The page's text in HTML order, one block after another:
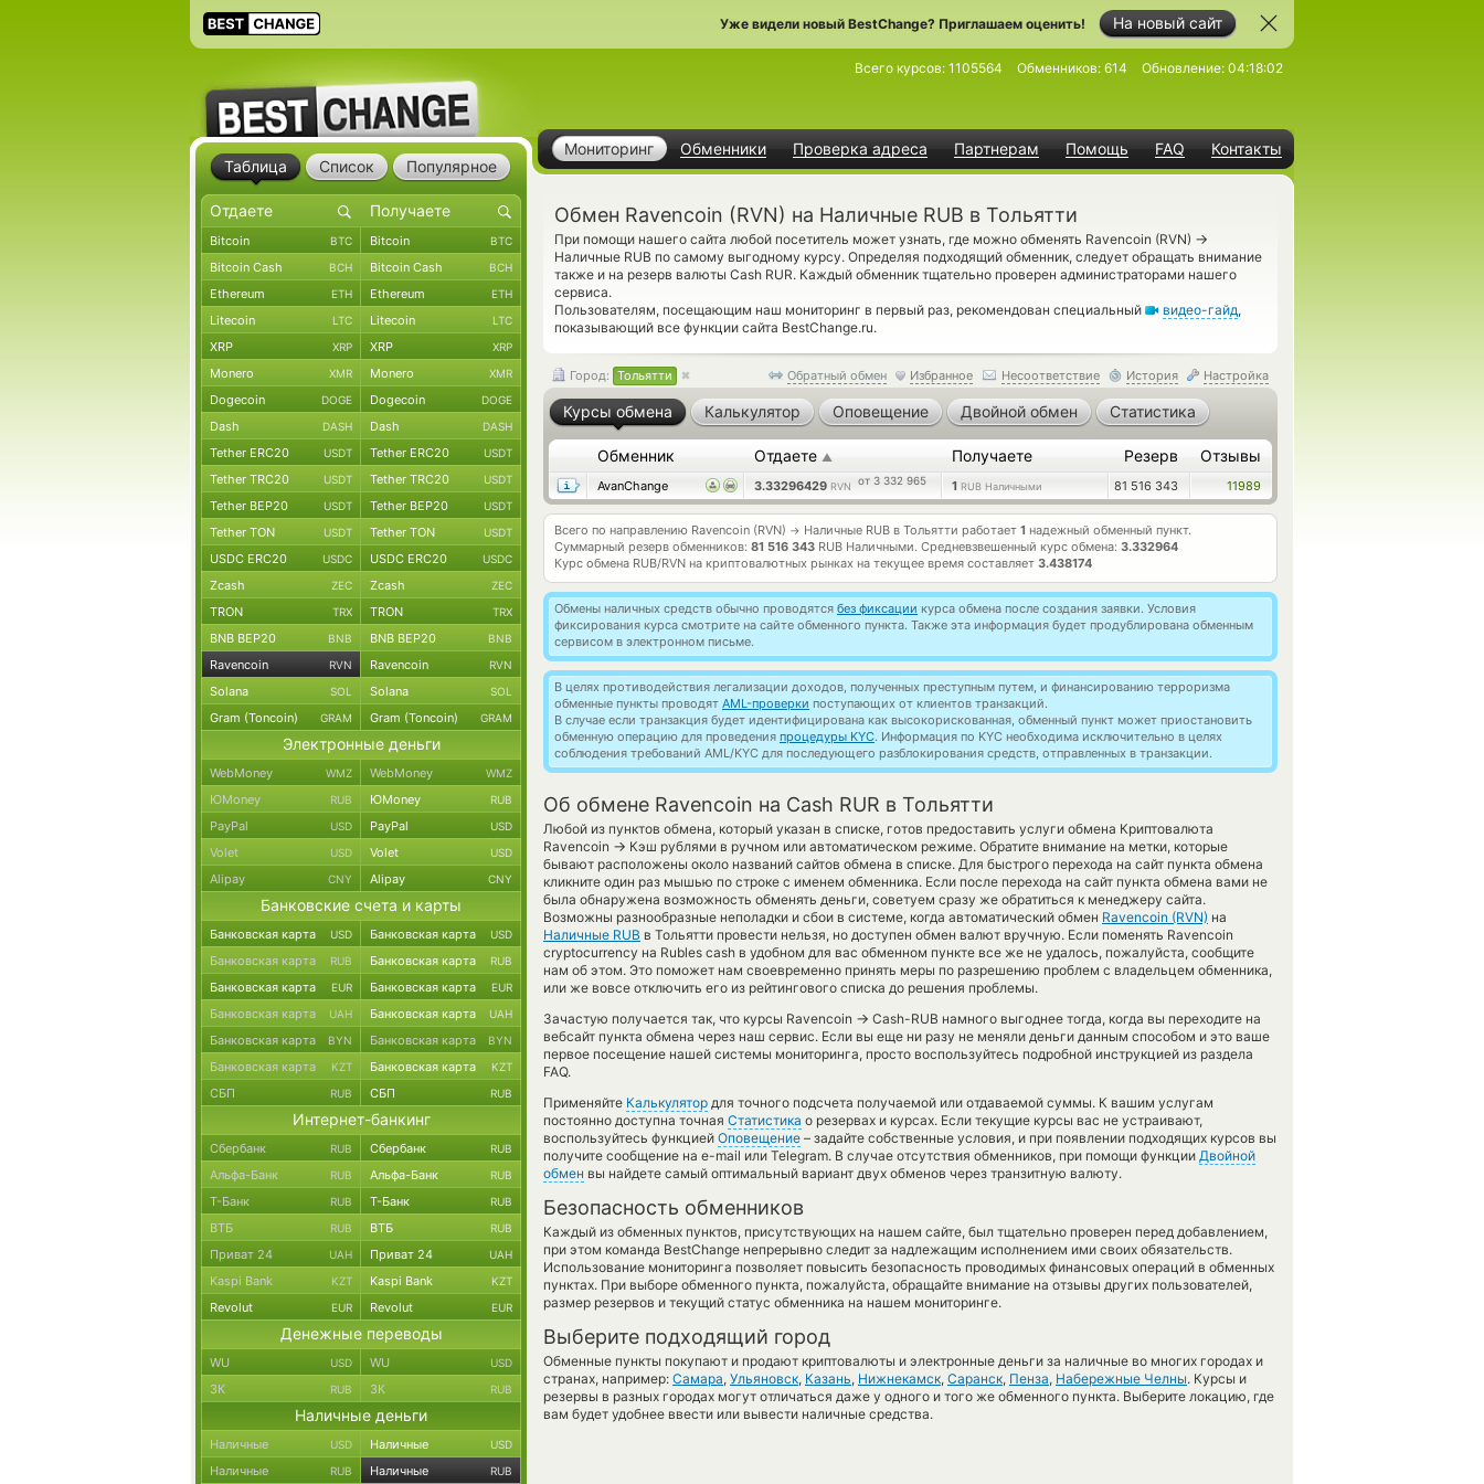
На новый сайт
Уже видели новый BestChange? Приглашаем оценить!
Мониторинг Обменники Проверка адреса Партнерам Помощь FAQ Контакты
Всего курсов: 1105564 Обменников: 614 Обновление: 04:18:02
Обмен Ravencoin (RVN) на Наличные RUB в Тольятти
При помощи нашего сайта любой посетитель может узнать, где можно обменять Ravencoin (RVN) →
Наличные RUB по самому выгодному курсу. Определяя подходящий обменник, следует обращать внимание
также и на резерв валюты Cash RUR. Каждый обменник тщательно проверен администраторами нашего
сервиса.
Пользователям, посещающим наш мониторинг в первый раз, рекомендован специальный
видео-гайд,
показывающий все функции сайта BestChange.ru.
Обратный обмен Избранное Несоответствие История Настройка
Город: Тольятти
Курсы обмена Калькулятор Оповещение Двойной обмен Статистика
Обменник Отдаете ▲ Получаете Резерв Отзывы
AvanChange 3.33296429 RVN от 3 332 965 1 RUB Наличными 81 516 343 11989
Всего по направлению Ravencoin (RVN) → Наличные RUB в Тольятти работает 1 надежный обменный пункт.
Суммарный резерв обменников: 81 516 343 RUB Наличными. Средневзвешенный курс обмена: 3.332964
Курс обмена RUB/RVN на криптовалютных рынках на текущее время составляет 3.438174
Обмены наличных средств обычно проводятся без фиксации курса обмена после создания заявки. Условия
фиксирования курса смотрите на сайте обменного пункта. Также эта информация будет продублирована обменным
сервисом в электронном письме.
В целях противодействия легализации доходов, полученных преступным путем, и финансированию терроризма
обменные пункты проводят AML-проверки поступающих от клиентов транзакций.
В случае если транзакция будет идентифицирована как высокорискованная, обменный пункт может приостановить
обменную операцию для проведения процедуры KYC. Информация по KYC необходима исключительно в целях
соблюдения требований AML/KYC для последующего разблокирования средств, отправленных в транзакции.
Об обмене Ravencoin на Cash RUR в Тольятти
Любой из пунктов обмена, который указан в списке, готов предоставить услуги обмена Криптовалюта
Ravencoin → Кэш рублями в ручном или автоматическом режиме. Обратите внимание на метки, которые
бывают расположены около названий сайтов обмена в списке. Для быстрого перехода на сайт пункта обмена
кликните один раз мышью по строке с именем обменника. Если после перехода на сайт пункта обмена вами не
была обнаружена возможность обменять деньги, советуем сразу же обратиться к менеджеру сайта.
Возможны разнообразные неполадки и сбои в системе, когда автоматический обмен Ravencoin (RVN) на
Наличные RUB в Тольятти провести нельзя, но доступен обмен валют вручную. Если поменять Ravencoin
cryptocurrency на Rubles cash в удобном для вас обменном пункте все же не удалось, пожалуйста, сообщите
нам об этом. Это поможет нам своевременно принять меры по разрешению проблем с владельцем обменника,
или же вовсе отключить его из рейтингового списка до решения проблемы.
Зачастую получается так, что курсы Ravencoin → Cash-RUB намного выгоднее тогда, когда вы переходите на
вебсайт пункта обмена через наш сервис. Если вы еще ни разу не меняли деньги данным способом и это ваше
первое посещение нашей системы мониторинга, просто воспользуйтесь подробной инструкцией из раздела
FAQ.
Применяйте Калькулятор для точного подсчета получаемой или отдаваемой суммы. К вашим услугам
постоянно доступна точная Статистика о резервах и курсах. Если текущие курсы вас не устраивают,
воспользуйтесь функцией Оповещение – задайте собственные условия, и при появлении подходящих курсов вы
получите сообщение на e-mail или Telegram. В случае отсутствия обменников, при помощи функции Двойной
обмен вы найдете самый оптимальный вариант двух обменов через транзитную валюту.
Безопасность обменников
Каждый из обменных пунктов, присутствующих на нашем сайте, был тщательно проверен перед добавлением,
при этом команда BestChange непрерывно следит за надлежащим исполнением ими своих обязательств.
Использование мониторинга позволяет повысить безопасность проводимых финансовых операций в обменных
пунктах. При выборе обменного пункта, пожалуйста, обращайте внимание на отзывы других пользователей,
размер резервов и текущий статус обменника на нашем мониторинге.
Выберите подходящий город
Обменные пункты покупают и продают криптовалюты и электронные деньги за наличные во многих городах и
странах, например: Самара, Ульяновск, Казань, Нижнекамск, Саранск, Пенза, Набережные Челны. Курсы и
резервы в разных городах могут отличаться даже у одного и того же обменного пункта. Выберите локацию, где
вам будет удобнее ввести или вывести наличные средства.
Таблица Список Популярное
Bitcoin BTC Bitcoin BTC
Bitcoin Cash BCH Bitcoin Cash BCH
Ethereum ETH Ethereum ETH
Litecoin LTC Litecoin LTC
XRP XRP XRP XRP
Monero XMR Monero XMR
Dogecoin DOGE Dogecoin DOGE
Dash DASH Dash DASH
Tether ERC20 USDT Tether ERC20 USDT
Tether TRC20 USDT Tether TRC20 USDT
Tether BEP20 USDT Tether BEP20 USDT
Tether TON USDT Tether TON USDT
USDC ERC20 USDC USDC ERC20 USDC
Zcash ZEC Zcash ZEC
TRON TRX TRON TRX
BNB BEP20 BNB BNB BEP20 BNB
Ravencoin RVN Ravencoin RVN
Solana SOL Solana SOL
Gram (Toncoin) GRAM Gram (Toncoin) GRAM
Электронные деньги
WebMoney WMZ WebMoney WMZ
ЮMoney RUB ЮMoney RUB
PayPal USD PayPal USD
Volet USD Volet USD
Alipay CNY Alipay CNY
Банковские счета и карты
Банковская карта USD Банковская карта USD
Банковская карта RUB Банковская карта RUB
Банковская карта EUR Банковская карта EUR
Банковская карта UAH Банковская карта UAH
Банковская карта BYN Банковская карта BYN
Банковская карта KZT Банковская карта KZT
СБП RUB СБП RUB
Интернет-банкинг
Сбербанк RUB Сбербанк RUB
Альфа-Банк RUB Альфа-Банк RUB
Т-Банк RUB Т-Банк RUB
ВТБ RUB ВТБ RUB
Приват 24 UAH Приват 24 UAH
Kaspi Bank KZT Kaspi Bank KZT
Revolut EUR Revolut EUR
Денежные переводы
WU USD WU USD
ЗК RUB ЗК RUB
Наличные деньги
Наличные USD Наличные USD
Наличные RUB Наличные RUB